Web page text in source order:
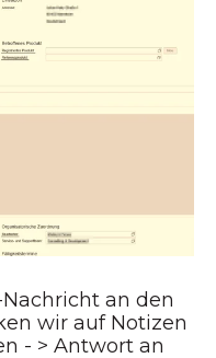
an den
wir auf Notizen
- > Antwort an